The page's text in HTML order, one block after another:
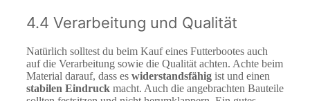
4.4 Verarbeitung und Qualität
Natürlich solltest du beim Kauf eines Futterbootes auch
auf die Verarbeitung sowie die Qualität achten. Achte beim
Material darauf, dass es widerstandsfähig ist und einen
stabilen Eindruck macht. Auch die angebrachten Bauteile